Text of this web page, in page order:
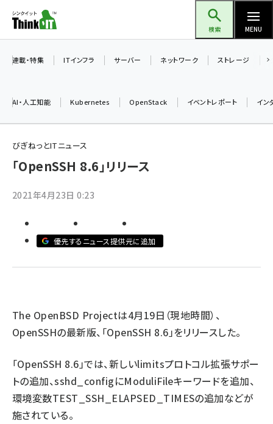
ン
ツ
検索 MENU
加藤銘のチーム貢献～仲間と築いた勝利の絆～ (2297)
drupal (1929)
genai (1468)
連載・特集 ITインフラ サーバー ネットワーク ストレージ
AI・人工知能 Kubernetes OpenStack イベントレポート イン
びぎねっとITニュース
「OpenSSH 8.6」リリース
2021年4月23日 0:23
優先するニュース提供元に追加
The OpenBSD Projectは4月19日（現地時間）、
OpenSSHの最新版、「OpenSSH 8.6」をリリースした。
「OpenSSH 8.6」では、新しいlimitsプロトコル拡張サポー
トの追加、sshd_configにModuliFileキーワードを追加、
環境変数TEST_SSH_ELAPSED_TIMESの追加などが
施されている。